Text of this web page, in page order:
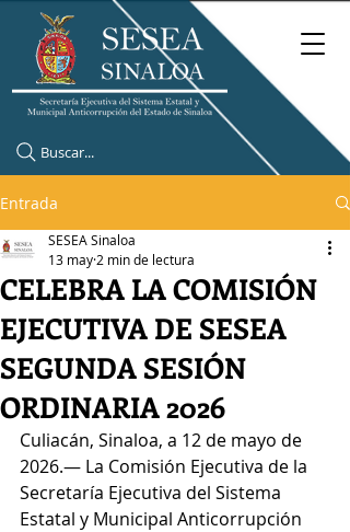
Buscar...
Entrada
CELEBRA LA COMISIÓN
EJECUTIVA DE SESEA
SEGUNDA SESIÓN
ORDINARIA 2026
SESEA Sinaloa
13 may 2 min de lectura
Culiacán, Sinaloa, a 12 de mayo de
2026.— La Comisión Ejecutiva de la
Secretaría Ejecutiva del Sistema
Estatal y Municipal Anticorrupción